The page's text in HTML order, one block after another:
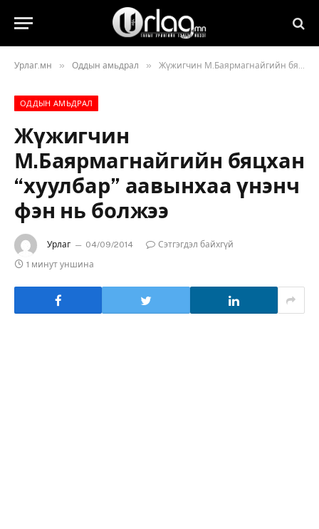
Урлаг.мн » Оддын амьдрал » Жүжигчин М.Баярмагнайгийн бяцхан “хуулбар” аавынхаа үнэнч фэн нь болжээ
ОДДЫН АМЬДРАЛ
Жүжигчин
М.Баярмагнайгийн бяцхан
“хуулбар” аавынхаа үнэнч
фэн нь болжээ
Урлаг 04/09/2014
Сэтгэгдэл байхгүй
1 минут уншина